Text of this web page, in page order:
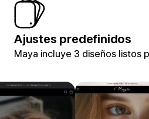
Ajustes predefinidos
Maya incluye 3 diseños listos